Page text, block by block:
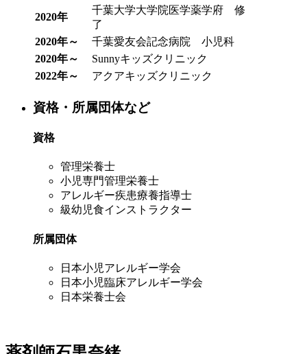
2020年
千葉大学大学院医学薬学府 修
了
2020年～
千葉愛友会記念病院 小児科
2020年～
Sunnyキッズクリニック
2022年～
アクアキッズクリニック
資格・所属団体など
資格
管理栄養士
小児専門管理栄養士
アレルギー疾患療養指導士
級幼児食インストラクター
所属団体
日本小児アレルギー学会
日本小児臨床アレルギー学会
日本栄養士会